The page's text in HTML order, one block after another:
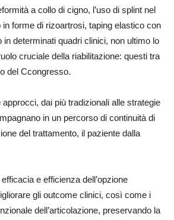
a collo di cigno, l’uso di splint nel
forme di rizoartrosi, taping elastico con
in determinati quadri clinici, non ultimo lo
cruciale della riabilitazione: questi tra
del Ccongresso.
dai più tradizionali alle strategie
in un percorso di continuità di
del trattamento, il paziente dalla
e efficienza dell’opzione
gli outcome clinici, così come i
dell’articolazione, preservando la